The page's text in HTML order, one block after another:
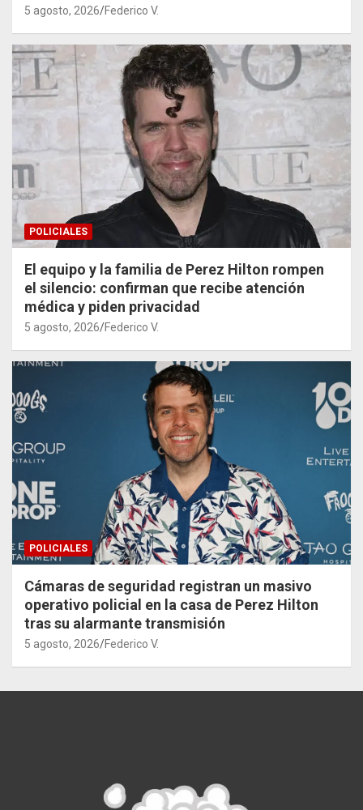
5 agosto, 2026 Federico V.
POLICIALES
El equipo y la familia de Perez Hilton rompen
el silencio: confirman que recibe atención
médica y piden privacidad
5 agosto, 2026 Federico V.
POLICIALES
Cámaras de seguridad registran un masivo
operativo policial en la casa de Perez Hilton
tras su alarmante transmisión
5 agosto, 2026 Federico V.